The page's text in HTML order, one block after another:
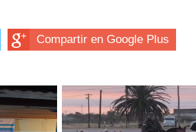
Compartir en Google Plus